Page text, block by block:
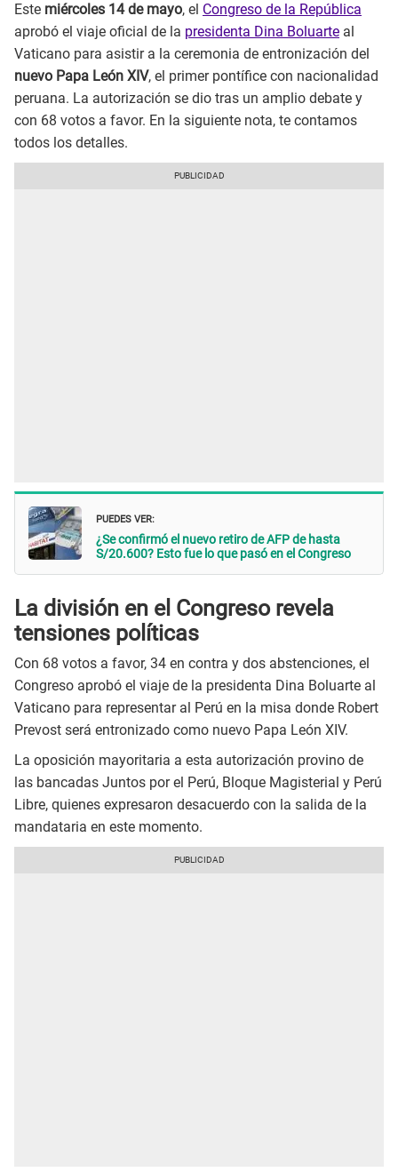
Este miércoles 14 de mayo, el Congreso de la República
aprobó el viaje oficial de la presidenta Dina Boluarte al
Vaticano para asistir a la ceremonia de entronización del
nuevo Papa León XIV, el primer pontífice con nacionalidad
peruana. La autorización se dio tras un amplio debate y
con 68 votos a favor. En la siguiente nota, te contamos
todos los detalles.
PUEDES VER:
¿Se confirmó el nuevo retiro de AFP de hasta
S/20.600? Esto fue lo que pasó en el Congreso
La división en el Congreso revela
tensiones políticas
Con 68 votos a favor, 34 en contra y dos abstenciones, el
Congreso aprobó el viaje de la presidenta Dina Boluarte al
Vaticano para representar al Perú en la misa donde Robert
Prevost será entronizado como nuevo Papa León XIV.
La oposición mayoritaria a esta autorización provino de
las bancadas Juntos por el Perú, Bloque Magisterial y Perú
Libre, quienes expresaron desacuerdo con la salida de la
mandataria en este momento.